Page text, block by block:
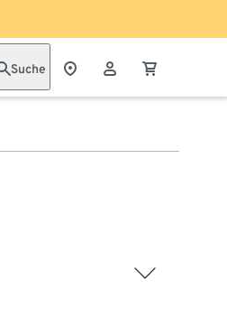
Suche